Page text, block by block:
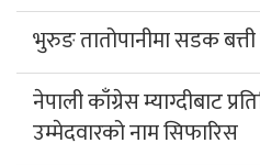
भुरुङ तातोपानीमा सडक
नेपाली काँग्रेस म्याग्दीबाट
उम्मेदवारको नाम सिफारिस